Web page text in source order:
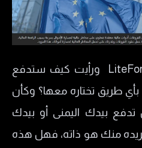
هل جربت التداول مع LiteForex ورأيت كيف ستدفع
بأي طريق تختاره معها؟ وكأن
تدفع بيدك اليمنى أو بيدك
منك هو ذاته، فهل هذه